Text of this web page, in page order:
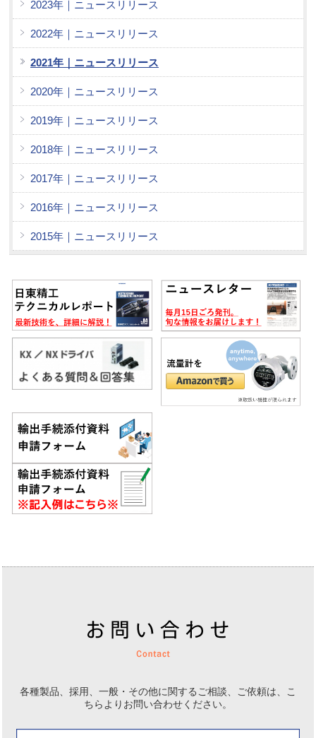
2023年｜ニュースリリース
2022年｜ニュースリリース
2021年｜ニュースリリース
2020年｜ニュースリリース
2019年｜ニュースリリース
2018年｜ニュースリリース
2017年｜ニュースリリース
2016年｜ニュースリリース
2015年｜ニュースリリース
各種製品、採用、一般・その他に関するご相談、ご依頼は、 こ
ちらよりお問い合わせください。